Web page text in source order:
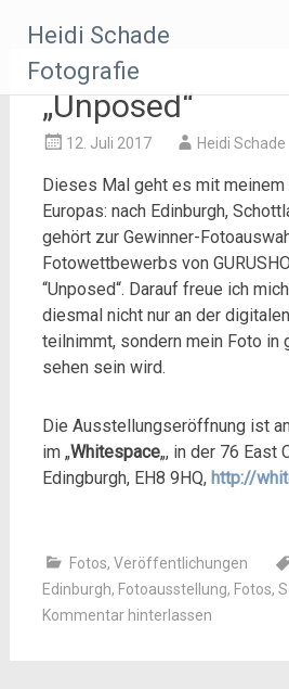
Inhalt
springen
Heidi Schade
Fotografie
„Unposed“
12. Juli 2017 Heidi Schade
Dieses Mal geht es mit meinem
Europas: nach Edinburgh,
gehört zur Gewinner-
Fotowettbewerbs von
“Unposed“. Darauf freue ich
diesmal nicht nur an der
teilnimmt, sondern mein Foto in
sehen sein wird.
Die Ausstellungseröffnung ist
im „Whitespace„, in der 76 East
Edingburgh, EH8 9HQ, http://
Fotos, Veröffentlichungen
Edinburgh, Fotoausstellung, Fotos,
Kommentar hinterlassen